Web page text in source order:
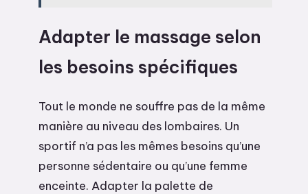
Adapter le massage selon
les besoins spécifiques
Tout le monde ne souffre pas de la même
manière au niveau des lombaires. Un
sportif n’a pas les mêmes besoins qu’une
personne sédentaire ou qu’une femme
enceinte. Adapter la palette de